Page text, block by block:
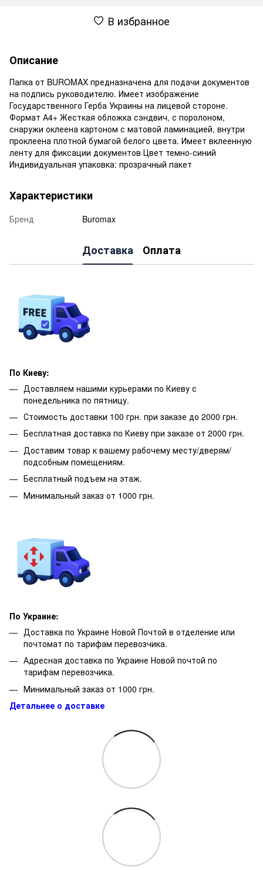
В избранное
Описание
Папка от BUROMAX предназначена для подачи документов
на подпись руководителю. Имеет изображение
Государственного Герба Украины на лицевой стороне.
Формат А4+ Жесткая обложка сэндвич, с поролоном,
снаружи оклеена картоном с матовой ламинацией, внутри
проклеена плотной бумагой белого цвета. Имеет вклеенную
ленту для фиксации документов Цвет темно-синий
Индивидуальная упаковка: прозрачный пакет
Характеристики
Бренд Buromax
Доставка Оплата
По Киеву:
Доставляем нашими курьерами по Киеву с
понедельника по пятницу.
Стоимость доставки 100 грн. при заказе до 2000 грн.
Бесплатная доставка по Киеву при заказе от 2000 грн.
Доставим товар к вашему рабочему месту/дверям/
подсобным помещениям.
Бесплатный подъем на этаж.
Минимальный заказ от 1000 грн.
По Украине:
Доставка по Украине Новой Почтой в отделение или
почтомат по тарифам перевозчика.
Адресная доставка по Украине Новой почтой по
тарифам перевозчика.
Минимальный заказ от 1000 грн.
Детальнее о доставке